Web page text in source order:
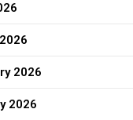
: आन्दोलन से उपजे सवाल
2026
2026